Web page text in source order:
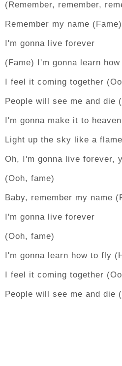
(Remember, remember,
Remember my name (Fame)
I'm gonna live forever
(Fame) I'm gonna learn
I feel it coming together
People will see me and die
I'm gonna make it to
Light up the sky like a
Oh, I'm gonna live forever,
(Ooh, fame)
Baby, remember my name
I'm gonna live forever
(Ooh, fame)
I'm gonna learn how to fly
I feel it coming together
People will see me and die